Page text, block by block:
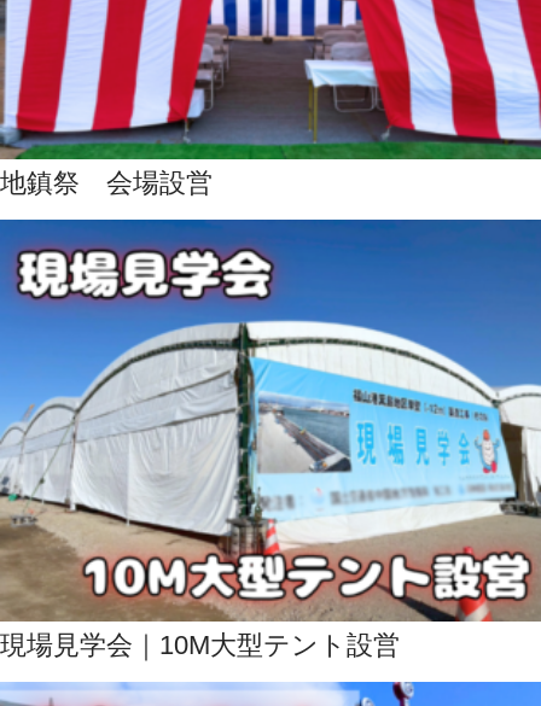
地鎮祭 会場設営
現場見学会｜10M大型テント設営